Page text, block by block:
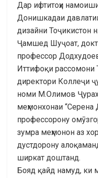
Дар ифтитоҳи
Донишкадаи
дизайни Тоҷикистон
Ҷамшед Шуҷоат,
профессор
Иттифоқи
директори Коллеҷи
номи М.Олимов
меҳмонхонаи “Серена
профессорону
зумра меҳмонон аз
дустдорону
ширкат доштанд.
Бояд қайд намуд, ки